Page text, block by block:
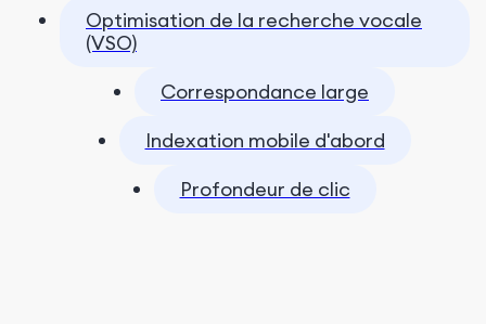
Optimisation de la recherche vocale
(VSO)
Correspondance large
Indexation mobile d'abord
Profondeur de clic